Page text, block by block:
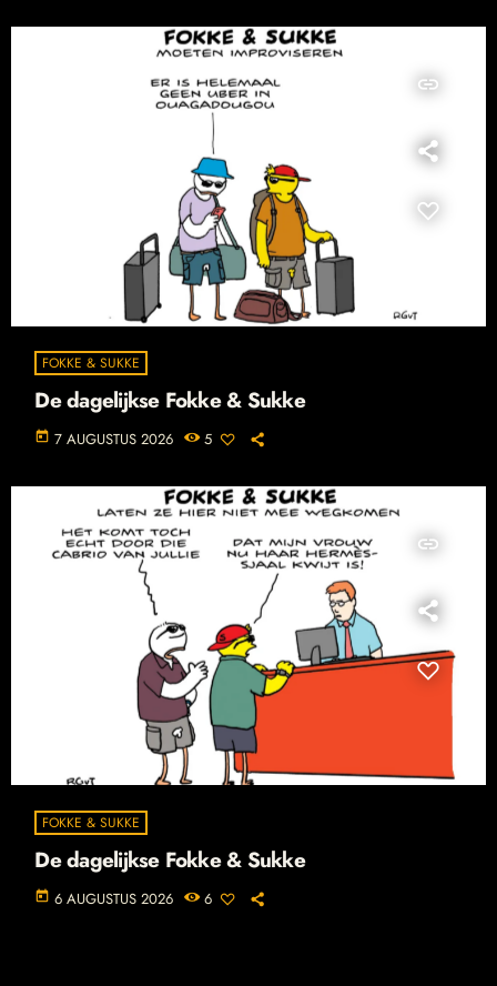
insert_link
FOKKE & SUKKE
De dagelijkse Fokke & Sukke
today 7 AUGUSTUS 2026 5
insert_link
FOKKE & SUKKE
De dagelijkse Fokke & Sukke
today 6 AUGUSTUS 2026 6